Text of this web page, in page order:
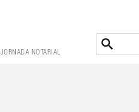
JORNADA NOTARIAL